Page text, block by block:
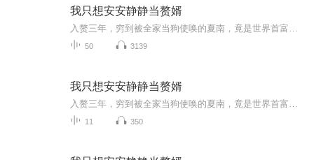
我只想安安静静当赘婿
50 3139
我只想安安静静当赘婿
11 350